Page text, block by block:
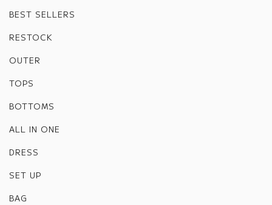
BEST SELLERS
RESTOCK
OUTER
TOPS
BOTTOMS
ALL IN ONE
DRESS
SET UP
BAG